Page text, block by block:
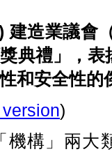
建造業議會
典禮」，
和安全性的
)
機構」兩大